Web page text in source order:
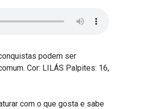
podem ser
Cor: LILÁS Palpites: 16,
com o que gosta e sabe